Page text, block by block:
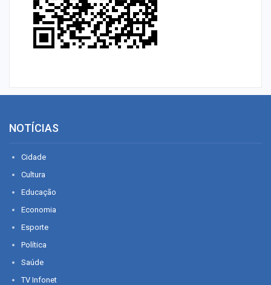
NOTÍCIAS
Cidade
Cultura
Educação
Economia
Esporte
Política
Saúde
TV Infonet